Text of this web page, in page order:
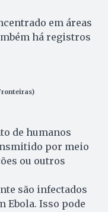
em áreas
há registros
de humanos
por meio
ou outros
são infectados
Ebola. Isso pode